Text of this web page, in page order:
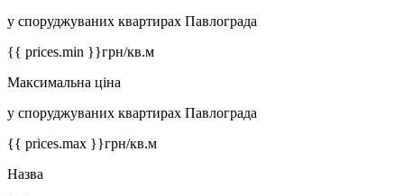
у споруджуваних квартирах Павлограда
{{ prices.min }}грн/кв.м
Максимальна ціна
у споруджуваних квартирах Павлограда
{{ prices.max }}грн/кв.м
Назва